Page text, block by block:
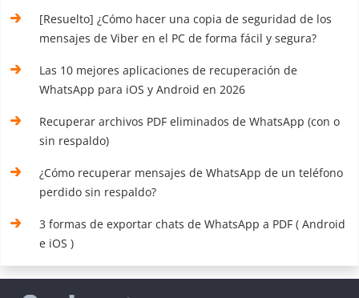
[Resuelto] ¿Cómo hacer una copia de seguridad de los
mensajes de Viber en el PC de forma fácil y segura?
Las 10 mejores aplicaciones de recuperación de
WhatsApp para iOS y Android en 2026
Recuperar archivos PDF eliminados de WhatsApp (con o
sin respaldo)
¿Cómo recuperar mensajes de WhatsApp de un teléfono
perdido sin respaldo?
3 formas de exportar chats de WhatsApp a PDF ( Android
e iOS )